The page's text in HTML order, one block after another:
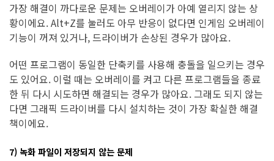
가장 해결이 까다로운 문제는 오버레이가 아예 열리지 않는 상
황이에요. Alt+Z를 눌러도 아무 반응이 없다면 인게임 오버레이
기능이 꺼져 있거나, 드라이버가 손상된 경우가 많아요.
어떤 프로그램이 동일한 단축키를 사용해 충돌을 일으키는 경우
도 있어요. 이럴 때는 오버레이를 켜고 다른 프로그램들을 종료
한 뒤 다시 시도하면 해결되는 경우가 많아요. 그래도 되지 않는
다면 그래픽 드라이버를 다시 설치하는 것이 가장 확실한 해결
책이에요.
7) 녹화 파일이 저장되지 않는 문제